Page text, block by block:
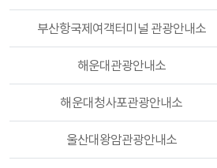
부산항국제여객터미널 관광안내소
해운대관광안내소
해운대청사포관광안내소
울산대왕암관광안내소